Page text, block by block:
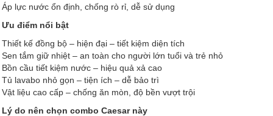
Áp lực nước ổn định, chống rò rỉ, dễ sử dụng
Ưu điểm nổi bật
Thiết kế đồng bộ – hiện đại – tiết kiệm diện tích
Sen tắm giữ nhiệt – an toàn cho người lớn tuổi và trẻ nhỏ
Bồn cầu tiết kiệm nước – hiệu quả xả cao
Tủ lavabo nhỏ gọn – tiện ích – dễ bảo trì
Vật liệu cao cấp – chống ăn mòn, độ bền vượt trội
Lý do nên chọn combo Caesar này